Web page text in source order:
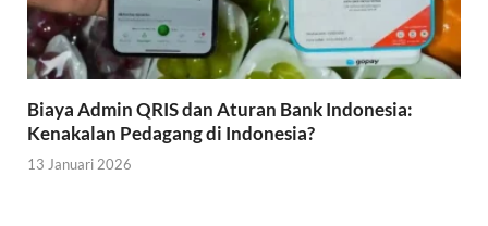
Biaya Admin QRIS dan Aturan Bank Indonesia:
Kenakalan Pedagang di Indonesia?
13 Januari 2026